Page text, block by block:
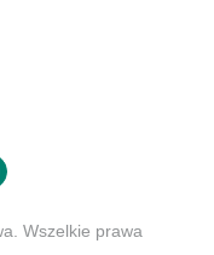
Wszelkie prawa